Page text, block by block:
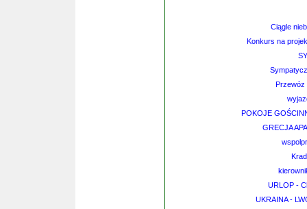
Ciągle
Konkurs na
Przewóz
POKOJE
GRECJA
URLOP -
UKRAINA -